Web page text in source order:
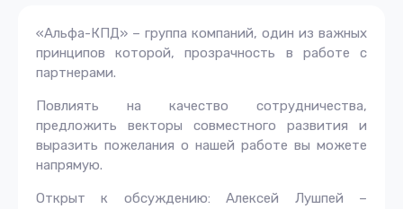
«Альфа-КПД» – группа компаний, один из важных
принципов которой, прозрачность в работе с
партнерами.
Повлиять на качество сотрудничества,
предложить векторы совместного развития и
выразить пожелания о нашей работе вы можете
напрямую.
Открыт к обсуждению: Алексей Лушпей –